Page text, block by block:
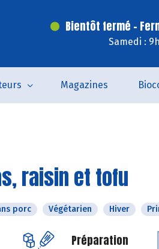
Bientôt fermé -
Samedi :
Magazines
raisin et tofu
porc Végétarien Hiver
Préparation